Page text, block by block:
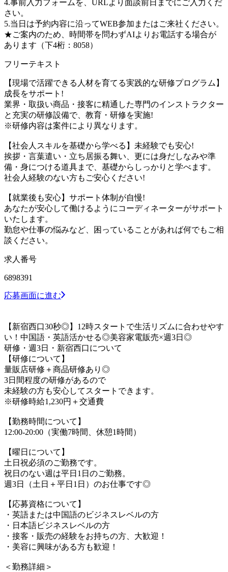
4.事前入力フォームを、URLより面談前日までにご入力くだ
さい。
5.当日は予約内容に沿ってWEB参加またはご来社ください。
★ご案内のため、時間帯を問わずAIよりお電話する場合が
あります（下4桁：8058）
フリーテキスト
【現場で活躍できる人材を育てる実践的な研修プログラム】
成長をサポート!
業界・取扱い商品・接客に精通した専門のインストラクター
と充実の研修設備で、教育・研修を実施!
※研修内容は案件により異なります。
【社会人スキルを基礎から学べる】未経験でも安心!
挨拶・言葉遣い・立ち居振る舞い、更には身だしなみや準
備・身につける道具まで、基礎からしっかりと学べます。
社会人経験のない方もご安心ください!
【就業後も安心】サポート体制が自慢!
あなたが安心して働けるようにコーディネーターがサポート
いたします。
勤怠や仕事の悩みなど、困っていることがあれば何でもご相
談ください。
求人番号
6898391
応募画面に進む
【新宿西口30秒◎】12時スタートで生活リズムに合わせやす
い！中国語・英語活かせる◎美容家電販売×週3日◎
研修・週3日・新宿西口について
【研修について】
量販店研修＋商品研修あり◎
3日間程度の研修があるので
未経験の方も安心してスタートできます。
※研修時給1,230円＋交通費
【勤務時間について】
12:00-20:00（実働7時間、休憩1時間）
【曜日について】
土日祝必須のご勤務です。
祝日のない週は平日1日のご勤務。
週3日（土日＋平日1日）のお仕事です◎
【応募資格について】
・英語または中国語のビジネスレベルの方
・日本語ビジネスレベルの方
・接客・販売の経験をお持ちの方、大歓迎！
・美容に興味がある方も歓迎！
＜勤務詳細＞